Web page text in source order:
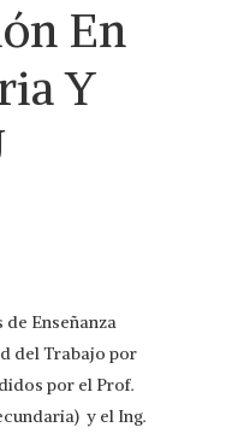
En
Y
Enseñanza
del Trabajo por
por el Prof.
y el Ing.